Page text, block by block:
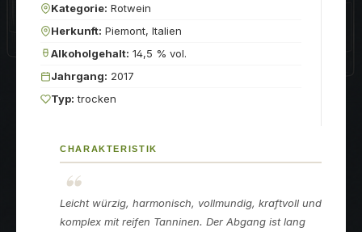
Kategorie: Rotwein
Herkunft: Piemont, Italien
Alkoholgehalt: 14,5 % vol.
Jahrgang: 2017
Typ: trocken
CHARAKTERISTIK
Leicht würzig, harmonisch, vollmundig, kraftvoll und
komplex mit reifen Tanninen. Der Abgang ist lang